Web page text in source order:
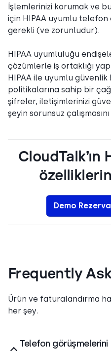
İşlemlerinizi korumak ve
için HIPAA uyumlu
gerekli (ve zorunludur).
HIPAA uyumluluğu
çözümlerle iş ortaklığı
HIPAA ile uyumlu
politikalarına sahip bir
şifreler, iletişimlerinizi
şeyin sorunsuz
CloudTalk’ın
Demo
Frequently
Ürün ve faturalandırma
her şey.
Telefon görüşmelerini